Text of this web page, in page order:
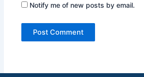
Notify me of new posts by email.